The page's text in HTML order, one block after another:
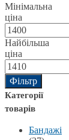
Мінімальна
ціна
Найбільша
ціна
Фільтр
Категорії
товарів
Бандажі